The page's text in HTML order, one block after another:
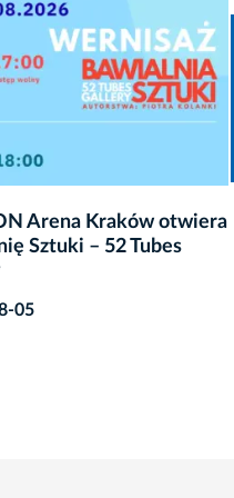
Budżet Obywatelski w
uczestników
08-05